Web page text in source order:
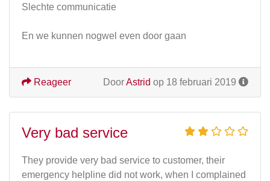
Slechte communicatie
En we kunnen nogwel even door gaan
DoorAstrid op 18 februari 2019
Reageer
Very bad service
They provide very bad service to customer, their
emergency helpline did not work, when I complained